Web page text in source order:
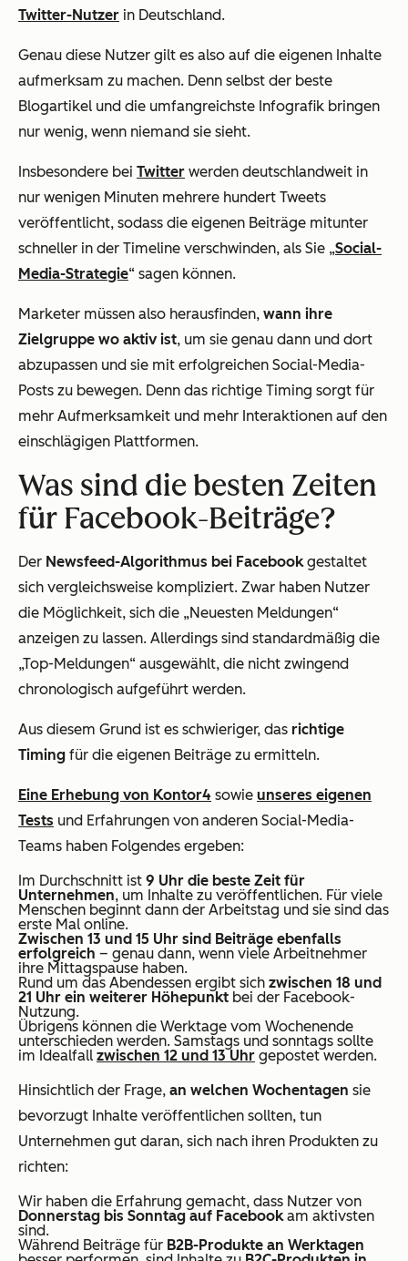
Twitter-Nutzer in Deutschland.
Genau diese Nutzer gilt es also auf die eigenen Inhalte
aufmerksam zu machen. Denn selbst der beste
Blogartikel und die umfangreichste Infografik bringen
nur wenig, wenn niemand sie sieht.
Insbesondere bei Twitter werden deutschlandweit in
nur wenigen Minuten mehrere hundert Tweets
veröffentlicht, sodass die eigenen Beiträge mitunter
schneller in der Timeline verschwinden, als Sie „Social-
Media-Strategie“ sagen können.
Marketer müssen also herausfinden, wann ihre
Zielgruppe wo aktiv ist, um sie genau dann und dort
abzupassen und sie mit erfolgreichen Social-Media-
Posts zu bewegen. Denn das richtige Timing sorgt für
mehr Aufmerksamkeit und mehr Interaktionen auf den
einschlägigen Plattformen.
Was sind die besten Zeiten
für Facebook-Beiträge?
Der Newsfeed-Algorithmus bei Facebookgestaltet
sich vergleichsweise kompliziert. Zwar haben Nutzer
die Möglichkeit, sich die „Neuesten Meldungen“
anzeigen zu lassen. Allerdings sind standardmäßig die
„Top-Meldungen“ ausgewählt, die nicht zwingend
chronologisch aufgeführt werden.
Aus diesem Grund ist es schwieriger, das richtige
Timing für die eigenen Beiträge zu ermitteln.
Eine Erhebung von Kontor4 sowie unseres eigenen
Tests und Erfahrungen von anderen Social-Media-
Teams haben Folgendes ergeben:
Im Durchschnitt ist 9 Uhr die beste Zeit für
Unternehmen, um Inhalte zu veröffentlichen. Für viele
Menschen beginnt dann der Arbeitstag und sie sind das
erste Mal online.
Zwischen 13 und 15 Uhr sind Beiträge ebenfalls
erfolgreich – genau dann, wenn viele Arbeitnehmer
ihre Mittagspause haben.
Rund um das Abendessen ergibt sich zwischen 18 und
21 Uhr ein weiterer Höhepunkt bei der Facebook-
Nutzung.
Übrigens können die Werktage vom Wochenende
unterschieden werden. Samstags und sonntags sollte
im Idealfall zwischen 12 und 13 Uhr gepostet werden.
Hinsichtlich der Frage, an welchen Wochentagen sie
bevorzugt Inhalte veröffentlichen sollten, tun
Unternehmen gut daran, sich nach ihren Produkten zu
richten:
Wir haben die Erfahrung gemacht, dass Nutzer von
Donnerstag bis Sonntag auf Facebookam aktivsten
sind.
Während Beiträge für B2B-Produkte an Werktagen